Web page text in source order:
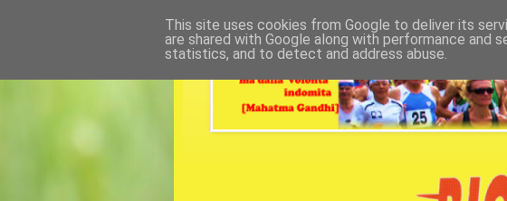
This site uses cookies from Google to deliver its
are shared with Google along with performance and
statistics, and to detect and address abuse.